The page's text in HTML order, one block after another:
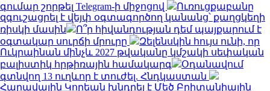
գումար շորթել Telegram-ի միջոցով
Ուռուցքաբանը
զգուշացրել է վեյփ օգտագործող կանանց՝ քաղցկեղի
ռիսկի մասին
Ո՞ր հիվանդության դեմ պայքարում է
օգտակար սուրճի մրուրը
Զելենսկին հույս ունի, որ
Ուկրաինան մինչև 2027 թվականը կմշակի սեփական
բալիստիկ հրթիռային համակարգ
Օդանավում
գտնվող 13 ուղևոր է տուժել. Հնդկաստան
Հարավային Կորեան խնդրել է Մեծ Բրիտանիային